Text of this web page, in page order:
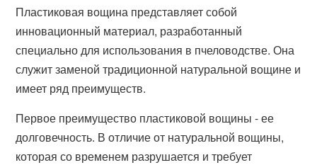
Пластиковая вощина представляет собой
инновационный материал, разработанный
специально для использования в пчеловодстве. Она
служит заменой традиционной натуральной вощине и
имеет ряд преимуществ.
Первое преимущество пластиковой вощины - ее
долговечность. В отличие от натуральной вощины,
которая со временем разрушается и требует